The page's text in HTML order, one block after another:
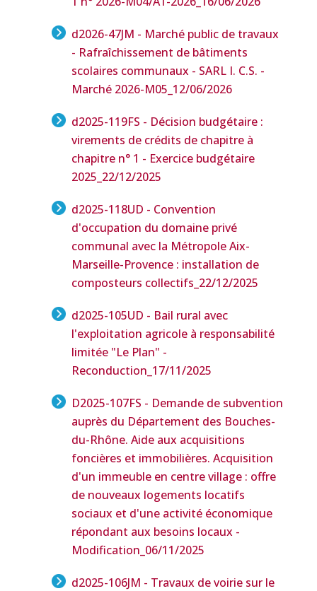
d2026-47JM - Marché public de travaux
- Rafraîchissement de bâtiments
scolaires communaux - SARL I. C.S. -
Marché 2026-M05 _12/06/2026
d2025-119FS - Décision budgétaire :
virements de crédits de chapitre à
chapitre n° 1 - Exercice budgétaire
2025 _22/12/2025
d2025-118UD - Convention
d'occupation du domaine privé
communal avec la Métropole Aix-
Marseille-Provence : installation de
composteurs collectifs _22/12/2025
d2025-105UD - Bail rural avec
l'exploitation agricole à responsabilité
limitée "Le Plan" -
Reconduction _17/11/2025
D2025-107FS - Demande de subvention
auprès du Département des Bouches-
du-Rhône. Aide aux acquisitions
foncières et immobilières. Acquisition
d'un immeuble en centre village : offre
de nouveaux logements locatifs
sociaux et d'une activité économique
répondant aux besoins locaux -
Modification _06/11/2025
d2025-106JM - Travaux de voirie sur le